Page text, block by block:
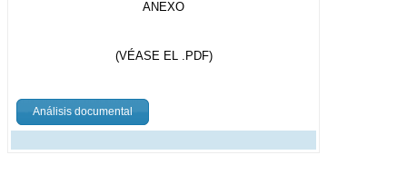
ANEXO
(VÉASE EL .PDF)
Análisis documental